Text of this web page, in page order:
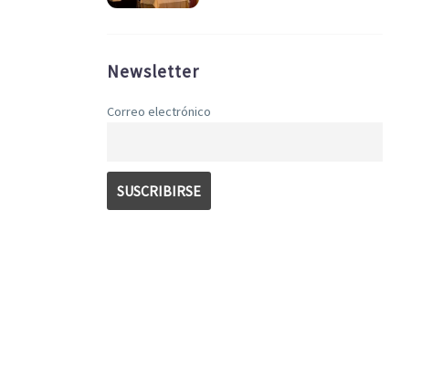
Newsletter
Correo electrónico